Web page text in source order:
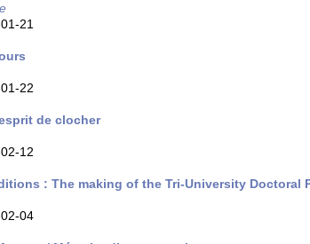
21
22
de clocher
12
: The making of the Tri-University Doctoral
04